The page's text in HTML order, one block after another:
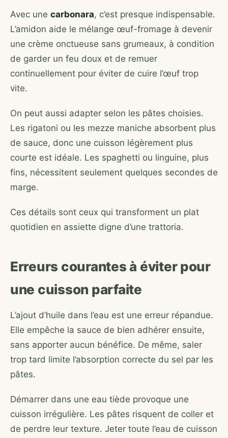
Avec une carbonara, c’est presque indispensable.
L’amidon aide le mélange œuf-fromage à devenir
une crème onctueuse sans grumeaux, à condition
de garder un feu doux et de remuer
continuellement pour éviter de cuire l’œuf trop
vite.
On peut aussi adapter selon les pâtes choisies.
Les rigatoni ou les mezze maniche absorbent plus
de sauce, donc une cuisson légèrement plus
courte est idéale. Les spaghetti ou linguine, plus
fins, nécessitent seulement quelques secondes de
marge.
Ces détails sont ceux qui transforment un plat
quotidien en assiette digne d’une trattoria.
Erreurs courantes à éviter pour
une cuisson parfaite
L’ajout d’huile dans l’eau est une erreur répandue.
Elle empêche la sauce de bien adhérer ensuite,
sans apporter aucun bénéfice. De même, saler
trop tard limite l’absorption correcte du sel par les
pâtes.
Démarrer dans une eau tiède provoque une
cuisson irrégulière. Les pâtes risquent de coller et
de perdre leur texture. Jeter toute l’eau de cuisson